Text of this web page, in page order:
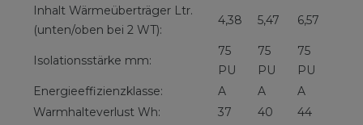
Inhalt Wärmeüberträger Ltr.
(unten/oben bei 2 WT):
4,38 5,47 6,57
Isolationsstärke mm:
75
PU
75
PU
75
PU
Energieeffizienzklasse:
A A
A
Warmhalteverlust Wh:
37 40
44